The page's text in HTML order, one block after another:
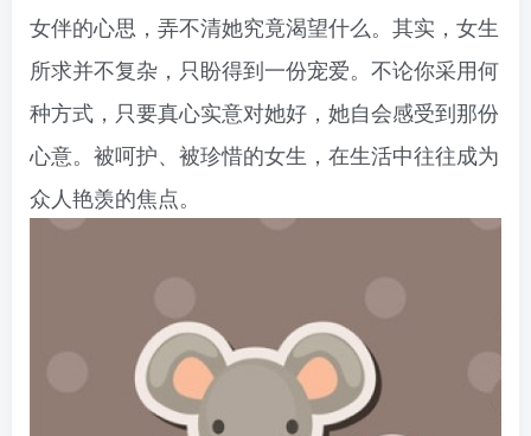
女伴的心思，弄不清她究竟渴望什么。其实，女生
所求并不复杂，只盼得到一份宠爱。不论你采用何
种方式，只要真心实意对她好，她自会感受到那份
心意。被呵护、被珍惜的女生，在生活中往往成为
众人艳羡的焦点。